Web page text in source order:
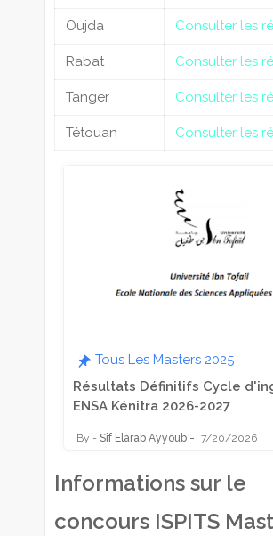
Oujda Consulter les
Rabat Consulter les
Tanger Consulter les
Tétouan Consulter les
Tous Les Masters 2025
Résultats Définitifs Cycle
ENSA Kénitra 2026-2027
Sif Elarab Ayyoub 7/20/2026
Informations sur le
concours ISPITS